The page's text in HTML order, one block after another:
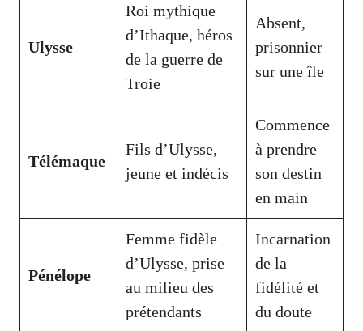
Ulysse
Roi mythique
d’Ithaque, héros
de la guerre de
Troie
Absent,
prisonnier
sur une île
Télémaque
Fils d’Ulysse,
jeune et indécis
Commence
à prendre
son destin
en main
Pénélope
Femme fidèle
d’Ulysse, prise
au milieu des
prétendants
Incarnation
de la
fidélité et
du doute